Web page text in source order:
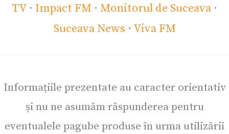
TV · Impact FM · Monitorul de Suceava ·
Suceava News · Viva FM
Informațiile prezentate au caracter orientativ
și nu ne asumăm răspunderea pentru
eventualele pagube produse în urma utilizării